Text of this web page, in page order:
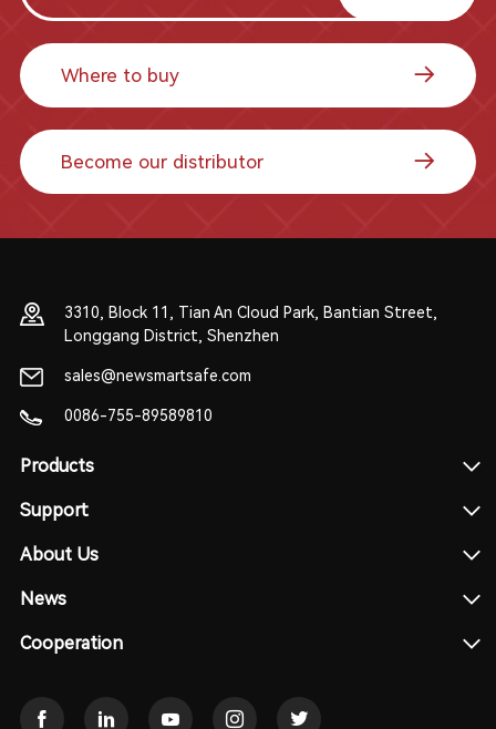
Where to buy
Become our distributor
3310, Block 11, Tian An Cloud Park, Bantian Street,
Longgang District, Shenzhen
sales@newsmartsafe.com
0086-755-89589810
Products
Support
About Us
News
Cooperation